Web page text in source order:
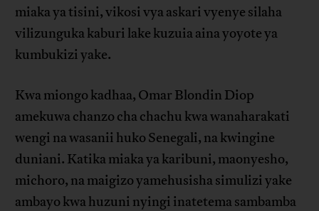
miaka ya tisini, vikosi vya askari vyenye silaha
vilizunguka kaburi lake kuzuia aina yoyote ya
kumbukizi yake.
Kwa miongo kadhaa, Omar Blondin Diop
amekuwa chanzo cha chachu kwa wanaharakati
wengi na wasanii huko Senegali, na kwingine
duniani. Katika miaka ya karibuni, maonyesho,
michoro, na maigizo yamehusisha simulizi yake
ambayo kwa huzuni nyingi inatetema sambamba